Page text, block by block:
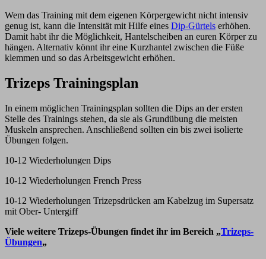
Wem das Training mit dem eigenen Körpergewicht nicht intensiv
genug ist, kann die Intensität mit Hilfe eines Dip-Gürtels erhöhen.
Damit habt ihr die Möglichkeit, Hantelscheiben an euren Körper zu
hängen. Alternativ könnt ihr eine Kurzhantel zwischen die Füße
klemmen und so das Arbeitsgewicht erhöhen.
Trizeps Trainingsplan
In einem möglichen Trainingsplan sollten die Dips an der ersten
Stelle des Trainings stehen, da sie als Grundübung die meisten
Muskeln ansprechen. Anschließend sollten ein bis zwei isolierte
Übungen folgen.
10-12 Wiederholungen Dips
10-12 Wiederholungen French Press
10-12 Wiederholungen Trizepsdrücken am Kabelzug im Supersatz
mit Ober- Untergiff
Viele weitere Trizeps-Übungen findet ihr im Bereich „Trizeps-
Übungen„